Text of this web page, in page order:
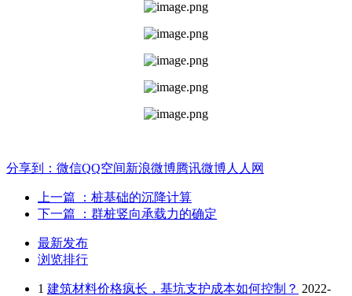
分享到： 微信QQ空间新浪微博腾讯微博人人网
上一篇
：桩基础的沉降计算
下一篇
：群桩竖向承载力的确定
最新发布
浏览排行
1 建筑材料价格疯长，基坑支护成本如何控制？ 2022-